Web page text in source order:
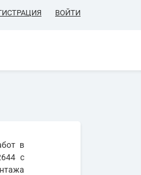
ВОЙТИ
в
с